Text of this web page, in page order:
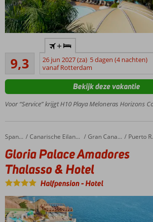
Heerlijk 5-
sterrenhotel
vlak bij het
strand
Een buffet- en à-
carterestaurants
zeker
naar
het
Spa
Center
Tip:
privilege
service
9,3
Uitstekend
43
beoordelingen
+
26 jun 2027 (za) 5 dagen (4 nachten)
vanaf Rotterdam
Voor “Service” krijgt H10 Playa Meloneras Horizons
Bekijk deze vakantie
Home Spanje Canarische Eilanden Gran Canaria Puerto Rico
Gloria Palace Amadores Thalasso & Hotel
Gloria Palace Amadores
Thalasso & Hotel
Halfpension-Hotel